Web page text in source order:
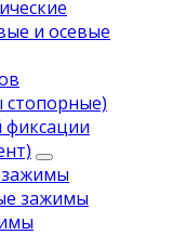
и осевые
фиксации
зажимы